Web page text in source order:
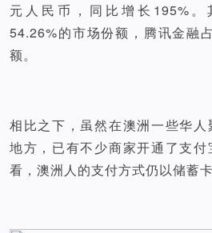
元人民币，同比增长195%
54.26%的市场份额，腾讯金融
额。
相比之下，虽然在澳洲一些华
地方，已有不少商家开通了支
看，澳洲人的支付方式仍以储蓄